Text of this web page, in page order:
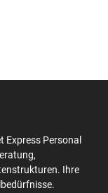
Express Personal
Ihre